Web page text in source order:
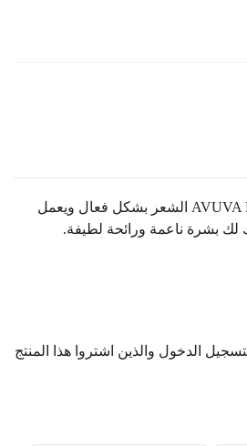
يزيل معجون AVUVA Dalka White الشعر بشكل فعال ويعمل
لك بشرة ناعمة ورائحة لطيفة.
الدخول والذين اشتروا هذا المنتج